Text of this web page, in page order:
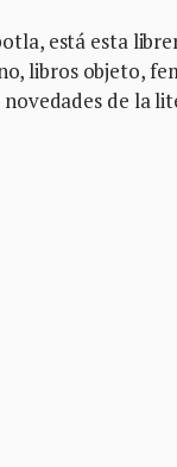
está esta
libros objeto,
de la